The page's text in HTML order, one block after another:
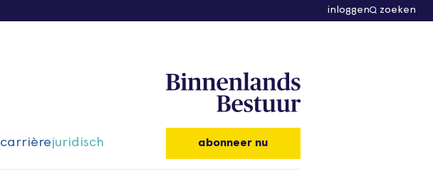
inloggen zoeken
carrièrejuridisch abonneer nu